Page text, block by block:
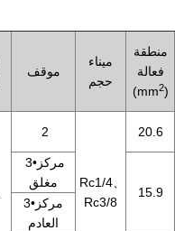
موقف
ميناء
حجم
منطقة
فعالة
(mm2)
2
Rc1/4、
Rc3/8
20.6
3•مركز
مغلق
15.9
3•مركز
العادم